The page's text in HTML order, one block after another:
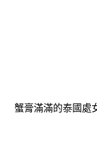
蟹膏滿滿的泰國處